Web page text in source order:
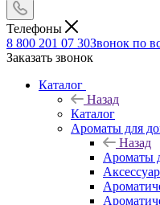
Телефоны
8 800 201 07 30Звонок по
Заказать звонок
Каталог
Назад
Каталог
Ароматы для
Назад
Ароматы